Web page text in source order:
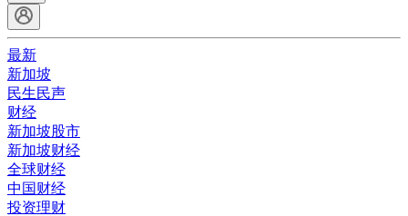
最新
新加坡
民生民声
财经
新加坡股市
新加坡财经
全球财经
中国财经
投资理财